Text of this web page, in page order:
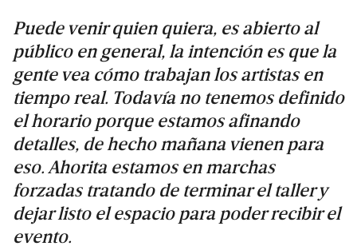
Puede venir quien quiera, es abierto al
público en general, la intención es que la
gente vea cómo trabajan los artistas en
tiempo real. Todavía no tenemos definido
el horario porque estamos afinando
detalles, de hecho mañana vienen para
eso. Ahorita estamos en marchas
forzadas tratando de terminar el taller y
dejar listo el espacio para poder recibir el
evento.